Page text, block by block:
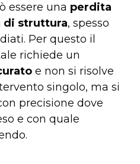
essere una perdita
di struttura, spesso
Per questo il
richiede un
e non si risolve
singolo, ma si
precisione dove
e con quale